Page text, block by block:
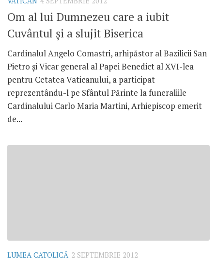
Om al lui Dumnezeu care a iubit
Cuvântul şi a slujit Biserica
Cardinalul Angelo Comastri, arhipăstor al Bazilicii San
Pietro şi Vicar general al Papei Benedict al XVI-lea
pentru Cetatea Vaticanului, a participat
reprezentându-l pe Sfântul Părinte la funeraliile
Cardinalului Carlo Maria Martini, Arhiepiscop emerit
de...
LUMEA CATOLICĂ 2 SEPTEMBRIE 2012